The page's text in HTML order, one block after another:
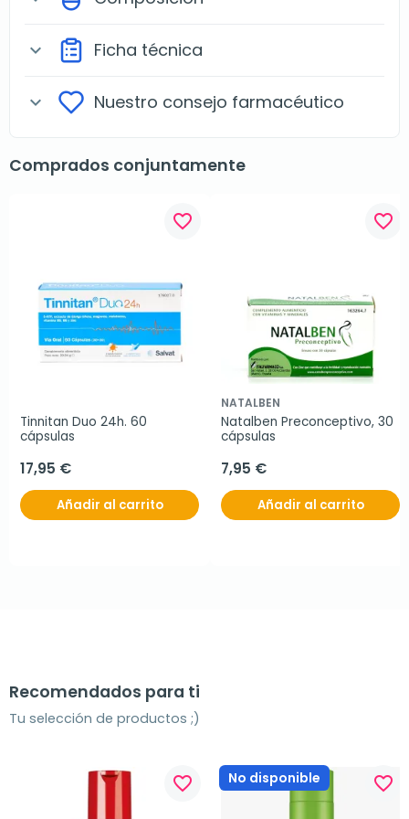
expand_more Ficha técnica
expand_more Nuestro consejo farmacéutico
Comprados conjuntamente
favorite_border
Tinnitan Duo 24h. 60
cápsulas
17,95 €
Añadir al carrito
favorite_border
NATALBEN
Natalben Preconceptivo, 30
cápsulas
7,95 €
Añadir al carrito
Recomendados para ti
Tu selección de productos ;)
favorite_border No disponible favorite_border